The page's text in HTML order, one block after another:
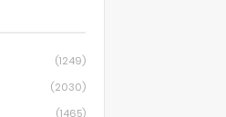
(1249)
(2030)
(1465)